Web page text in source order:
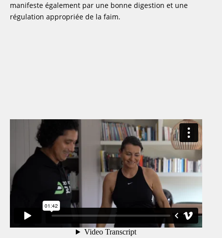
manifeste également par une bonne digestion et une
régulation appropriée de la faim.